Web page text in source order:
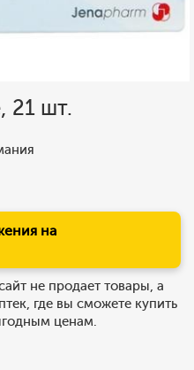
21 шт.
на
не продает товары, а
где вы сможете купить
ценам.